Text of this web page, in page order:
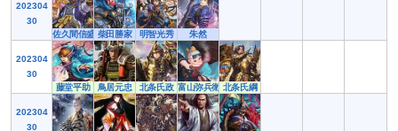
202304
30
佐久間信盛 柴田勝家 明智光秀 朱然
202304
30
藤堂平助
鳥居元忠 北条氏政 富山弥兵衛 北条氏綱
202304
30